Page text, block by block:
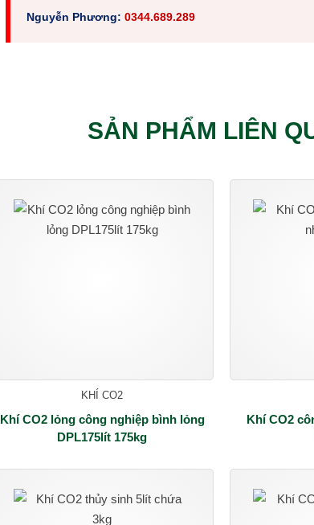
Nguyễn Phương: 0344.689.289
SẢN PHẨM LIÊN
KHÍ CO2
Khí CO2 lỏng công nghiệp bình lỏng
DPL175lít 175kg
Khí CO2